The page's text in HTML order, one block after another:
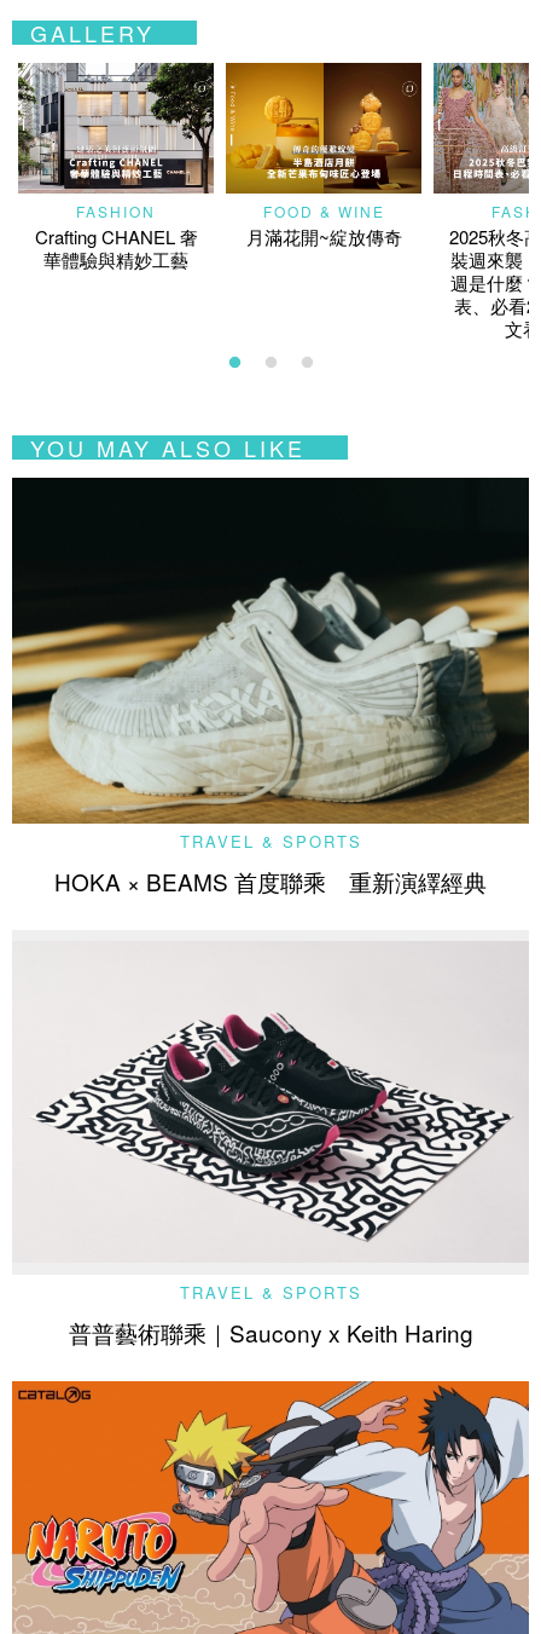
GALLERY
FASHION
Crafting CHANEL 奢
華體驗與精妙工藝
FOOD & WINE
月滿花開~綻放傳奇
2025秋冬
裝週來襲
週是什麼
表、必看
文
YOU MAY ALSO LIKE
TRAVEL & SPORTS
HOKA × BEAMS 首度聯乘 重新演繹經典
TRAVEL & SPORTS
普普藝術聯乘｜Saucony x Keith Haring